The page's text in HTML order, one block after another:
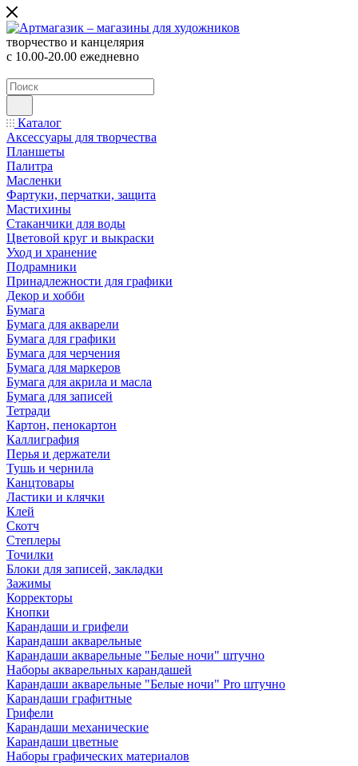
творчество и канцелярия
с 10.00-20.00 ежедневно
Каталог
Аксессуары для творчества
Планшеты
Палитра
Масленки
Фартуки, перчатки, защита
Мастихины
Стаканчики для воды
Цветовой круг и выкраски
Уход и хранение
Подрамники
Принадлежности для графики
Декор и хобби
Бумага
Бумага для акварели
Бумага для графики
Бумага для черчения
Бумага для маркеров
Бумага для акрила и масла
Бумага для записей
Тетради
Картон, пенокартон
Каллиграфия
Перья и держатели
Тушь и чернила
Канцтовары
Ластики и клячки
Клей
Скотч
Степлеры
Точилки
Блоки для записей, закладки
Зажимы
Корректоры
Кнопки
Карандаши и грифели
Карандаши акварельные
Карандаши акварельные "Белые ночи" штучно
Наборы акварельных карандашей
Карандаши акварельные "Белые ночи" Pro штучно
Карандаши графитные
Грифели
Карандаши механические
Карандаши цветные
Наборы графических материалов